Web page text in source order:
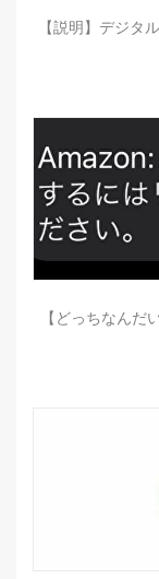
【説明】デジタ
【どっちなんだ